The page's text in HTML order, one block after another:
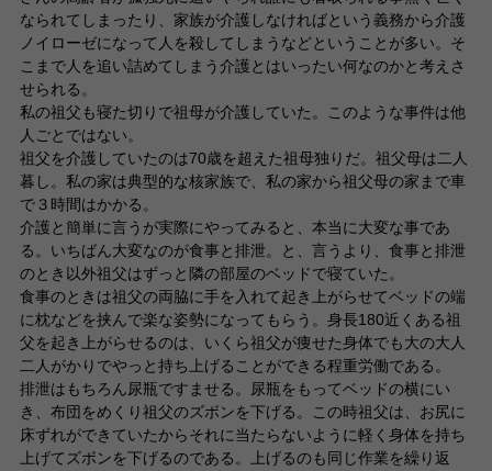
なられてしまったり、家族が介護しなければという義務から介護
ノイローゼになって人を殺してしまうなどということが多い。そ
こまで人を追い詰めてしまう介護とはいったい何なのかと考えさ
せられる。
私の祖父も寝た切りで祖母が介護していた。このような事件は他
人ごとではない。
祖父を介護していたのは70歳を超えた祖母独りだ。祖父母は二人
暮し。私の家は典型的な核家族で、私の家から祖父母の家まで車
で３時間はかかる。
介護と簡単に言うが実際にやってみると、本当に大変な事であ
る。いちばん大変なのが食事と排泄。と、言うより、食事と排泄
のとき以外祖父はずっと隣の部屋のベッドで寝ていた。
食事のときは祖父の両脇に手を入れて起き上がらせてベッドの端
に枕などを挟んで楽な姿勢になってもらう。身長180近くある祖
父を起き上がらせるのは、いくら祖父が痩せた身体でも大の大人
二人がかりでやっと持ち上げることができる程重労働である。
排泄はもちろん尿瓶ですませる。尿瓶をもってベッドの横にい
き、布団をめくり祖父のズボンを下げる。この時祖父は、お尻に
床ずれができていたからそれに当たらないように軽く身体を持ち
上げてズボンを下げるのである。上げるのも同じ作業を繰り返